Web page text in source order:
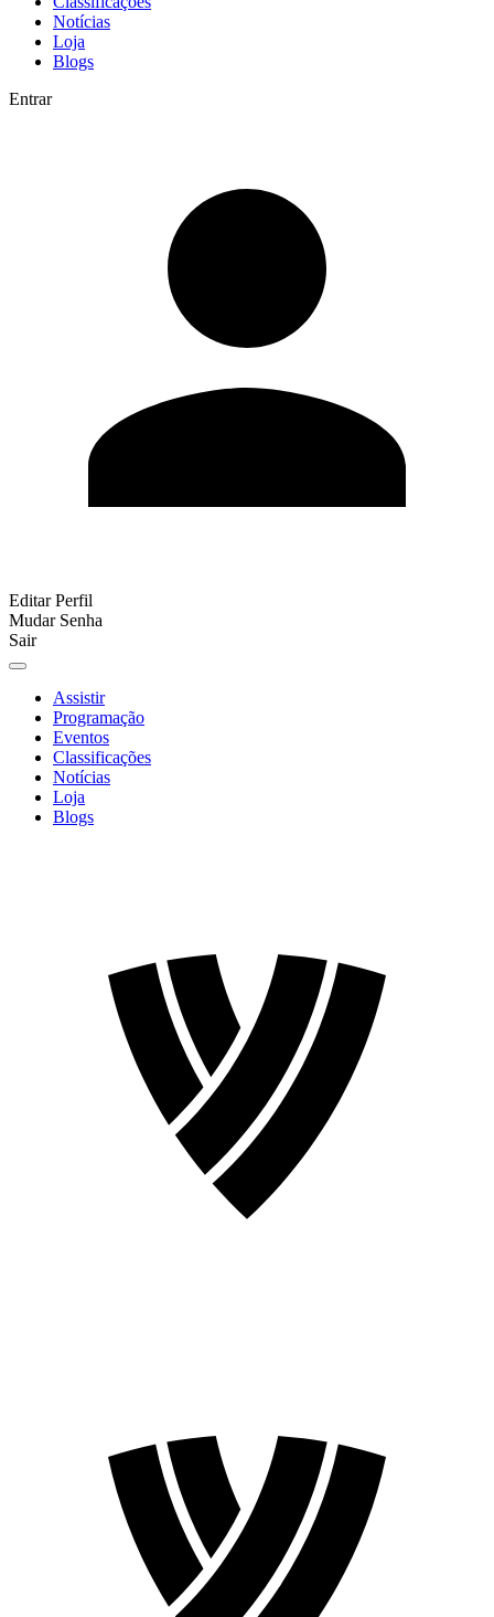
Notícias
Loja
Blogs
Entrar
Editar Perfil
Mudar Senha
Sair
Assistir
Programação
Eventos
Classificações
Notícias
Loja
Blogs